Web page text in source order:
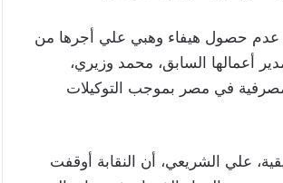
عدم حصول هيفاء وهبي علي أجرها من
أعمالها السابق، محمد وزيري،
من حساباتها المصرفية في مصر بموجب التوكيلات
علي الشريعي، أن النقابة أوقفت